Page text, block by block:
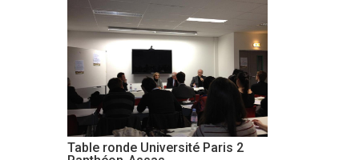
Table ronde Université Paris 2